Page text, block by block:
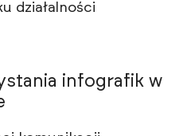
działalności
infografik w